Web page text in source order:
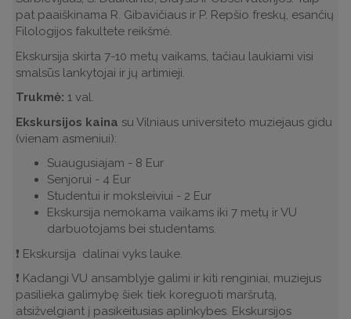
pat paaiškinama R. Gibavičiaus ir P. Repšio freskų, esančių
Filologijos fakultete reikšmė.
Ekskursija skirta 7-10 metų vaikams, tačiau laukiami visi
smalsūs lankytojai ir jų artimieji.
Trukmė:1 val.
Ekskursijos kainasu Vilniaus universiteto muziejaus gidu
(vienam asmeniui):
Suaugusiajam - 8 Eur
Senjorui - 4 Eur
Studentui ir moksleiviui - 2 Eur
Ekskursija nemokama vaikams iki 7 metų ir VU
darbuotojams bei studentams.
❗ Ekskursija dalinai vyks lauke.
❗️ Kadangi VU ansamblyje galimi ir kiti renginiai, muziejus
pasilieka galimybę šiek tiek koreguoti maršrutą,
atsižvelgiant į pasikeitusias aplinkybes. Ekskursijos